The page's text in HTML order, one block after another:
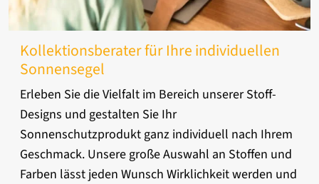
Kollektionsberater für Ihre individuellen
Sonnensegel
Erleben Sie die Vielfalt im Bereich unserer Stoff-
Designs und gestalten Sie Ihr
Sonnenschutzprodukt ganz individuell nach Ihrem
Geschmack. Unsere große Auswahl an Stoffen und
Farben lässt jeden Wunsch Wirklichkeit werden und